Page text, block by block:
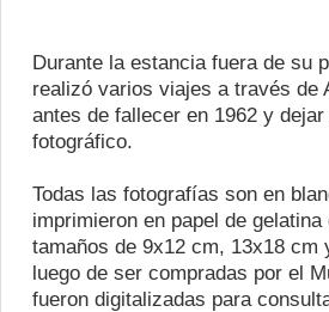
Durante la estancia fuera de su
realizó varios viajes a través de
antes de fallecer en 1962 y
fotográfico.
Todas las fotografías son en
imprimieron en papel de gelatina
tamaños de 9x12 cm, 13x18 cm
luego de ser compradas por el
fueron digitalizadas para